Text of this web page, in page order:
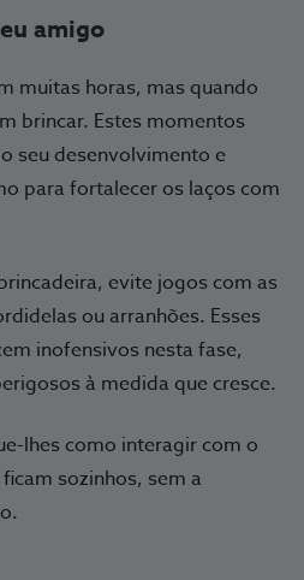
amigo
muitas horas, mas quando
brincar. Estes momentos
seu desenvolvimento e
para fortalecer os laços com
evite jogos com as
ou arranhões. Esses
inofensivos nesta fase,
à medida que cresce.
lhes como interagir com o
sozinhos, sem a